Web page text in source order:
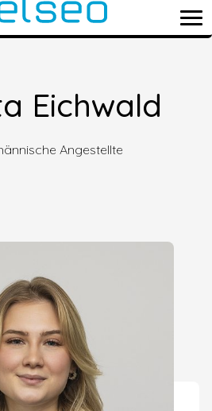
Eichwald
Angestellte